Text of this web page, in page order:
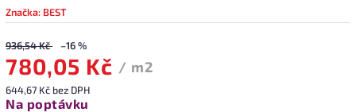
Značka: BEST
936,54 Kč –16 %
780,05 Kč / m2
644,67 Kč bez DPH
Na poptávku